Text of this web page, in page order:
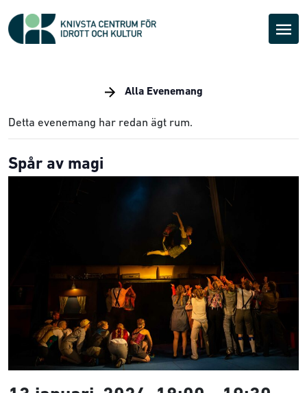
Alla Evenemang
Detta evenemang har redan ägt rum.
Spår av magi